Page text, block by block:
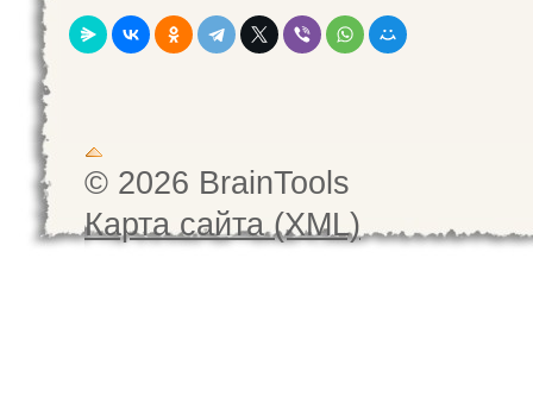
© 2026 BrainTools
Карта сайта (XML)